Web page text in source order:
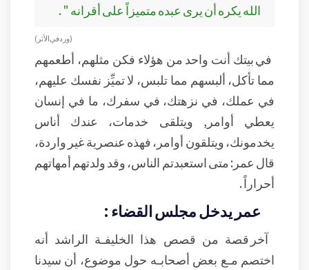
الله يكره أن يرى عبده متميزاً على أقرانه " .
( ورد في الأثر)
في بيتك أنت واحد من هؤلاء فكن مثلهم، أطعمهم
مما تأكل، ألبسهم مما تلبس، لا تميِّز نفسك عليهم،
في عملك، في نزهتك، في سفرك، ما في إنسان
يعطي أوامر, ويتلقى خدمات، عندك أناس
يخدمونك، ويتلقون أوامر، فهذه عنصرية غير واردة،
قال عمر: متى استعبدتم الناس، وقد ولدتهم أمهاتهم
أحراراً .
عمر يدخل مجلس القضاء :
آخر قصة من قصص هذا الخليفـة الراشد أنه
اختصم مـع بعض أصحابـه حول موضوع، أن سيدنا